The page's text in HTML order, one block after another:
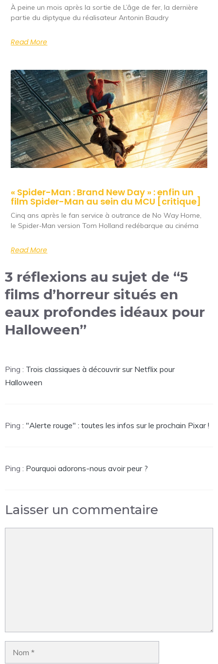
À peine un mois après la sortie de L’âge de fer, la dernière
partie du diptyque du réalisateur Antonin Baudry
Read More
« Spider-Man : Brand New Day » : enfin un
film Spider-Man au sein du MCU [critique]
Cinq ans après le fan service à outrance de No Way Home,
le Spider-Man version Tom Holland redébarque au cinéma
Read More
3 réflexions au sujet de “5
films d’horreur situés en
eaux profondes idéaux pour
Halloween”
Ping : Trois classiques à découvrir sur Netflix pour
Halloween
Ping : "Alerte rouge" : toutes les infos sur le prochain Pixar !
Ping : Pourquoi adorons-nous avoir peur ?
Laisser un commentaire